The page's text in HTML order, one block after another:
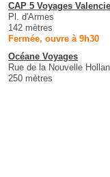
CAP 5 Voyages
Pl. d'Armes
142 mètres
Fermée, ouvre à 9h30
Océane Voyages
Rue de la Nouvelle
250 mètres